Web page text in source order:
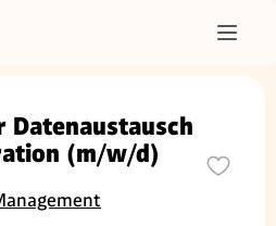
Datenaustausch
(m/w/d)